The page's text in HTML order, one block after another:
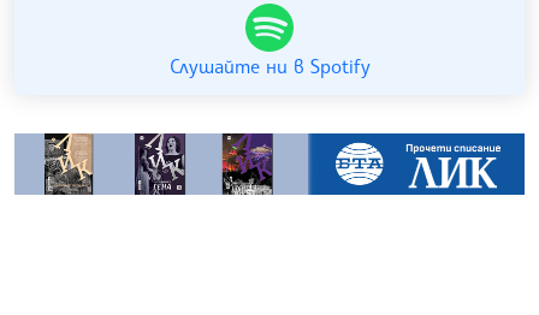
Слушайте ни в Spotify